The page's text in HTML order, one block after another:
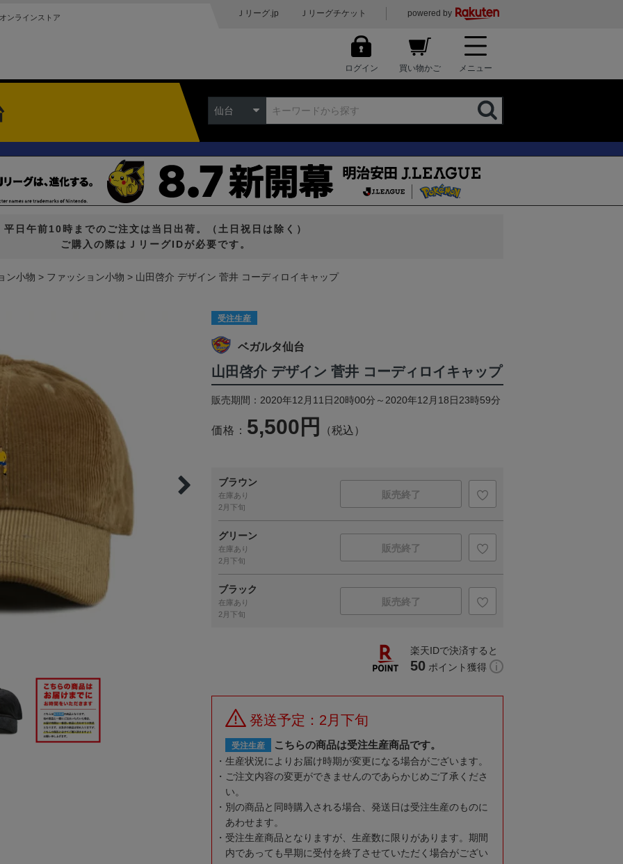
ンラインストア Ｊリーグ.jp Ｊリーグチケット powered by
ログイン 買い物かご メニュー
仙台
平日午前10時までのご注文は当日出荷。（土日祝日は除く）
ご購入の際はＪリーグIDが必要です。
ン小物 ファッション小物 山田啓介 デザイン 菅井 コーディロイキャップ
受注生産
ベガルタ仙台
山田啓介 デザイン 菅井 コーディロイキャップ
販売期間：2020年12月11日20時00分～2020年12月18日23時59分
価格： 5,500円 （税込）
ブラウン
在庫あり
2月下旬
販売終了
グリーン
在庫あり
2月下旬
販売終了
ブラック
在庫あり
2月下旬
販売終了
楽天IDで決済すると
50 ポイント獲得
発送予定：2月下旬
受注生産 こちらの商品は受注生産商品です。
生産状況によりお届け時期が変更になる場合がございます。
ご注文内容の変更ができませんのであらかじめご了承くださ
い。
別の商品と同時購入される場合、発送日は受注生産のものに
あわせます。
受注生産商品となりますが、生産数に限りがあります。期間
内であっても早期に受付を終了させていただく場合がござい